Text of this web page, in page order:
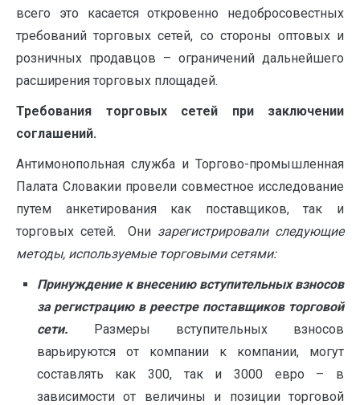
всего это касается откровенно недобросовестных
требований торговых сетей, со стороны оптовых и
розничных продавцов – ограничений дальнейшего
расширения торговых площадей.
Требования торговых сетей при заключении
соглашений.
Антимонопольная служба и Торгово-промышленная
Палата Словакии провели совместное исследование
путем анкетирования как поставщиков, так и
торговых сетей. Они зарегистрировали следующие
методы, используемые торговыми сетями:
Принуждение к внесению вступительных взносов
за регистрацию в реестре поставщиков торговой
сети. Размеры вступительных взносов
варьируются от компании к компании, могут
составлять как 300, так и 3000 евро – в
зависимости от величины и позиции торговой